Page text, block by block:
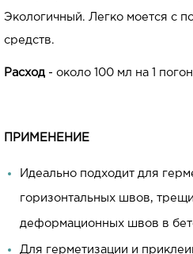
Экологичный. Легко моется с
средств.
Расход - около 100 мл на 1
ПРИМЕНЕНИЕ
Идеально подходит для
горизонтальных швов,
деформационных швов в
Для герметизации и